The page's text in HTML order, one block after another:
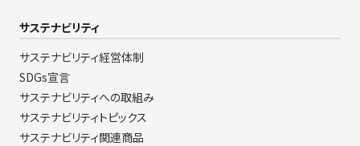
サステナビリティ
サステナビリティ経営体制
SDGs宣言
サステナビリティへの取組み
サステナビリティトピックス
サステナビリティ関連商品